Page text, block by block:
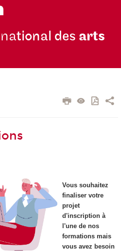
tional des arts
Vous souhaitez
finaliser votre
projet
d'inscription à
l'une de nos
formations mais
vous avez besoin